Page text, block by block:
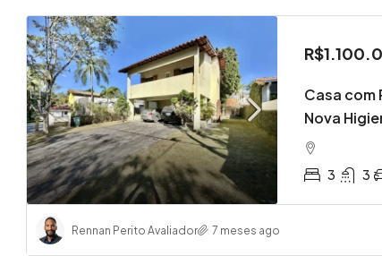
Casa com
Nova
3 3
Rennan Perito Avaliador 7 meses ago